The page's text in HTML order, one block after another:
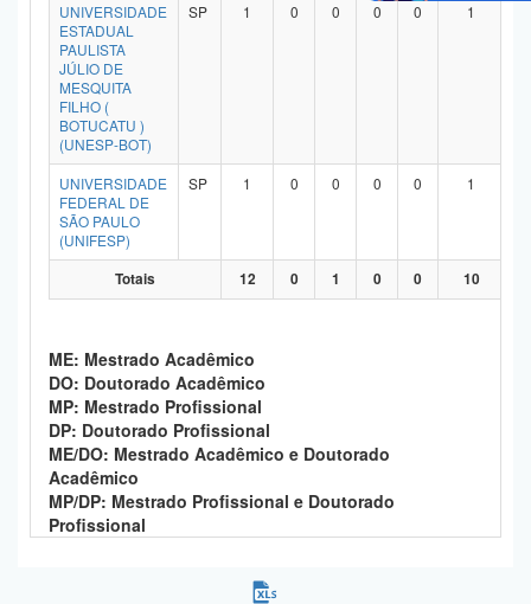
UNIVERSIDADE
ESTADUAL
PAULISTA
JÚLIO DE
MESQUITA
FILHO (
BOTUCATU )
(UNESP-BOT)
SP 1 0 0 0 0 1
UNIVERSIDADE
FEDERAL DE
SÃO PAULO
(UNIFESP)
SP 1 0 0 0 0 1
Totais 12 0 1 0 0 10
ME: Mestrado Acadêmico
DO: Doutorado Acadêmico
MP: Mestrado Profissional
DP: Doutorado Profissional
ME/DO: Mestrado Acadêmico e Doutorado
Acadêmico
MP/DP: Mestrado Profissional e Doutorado
Profissional